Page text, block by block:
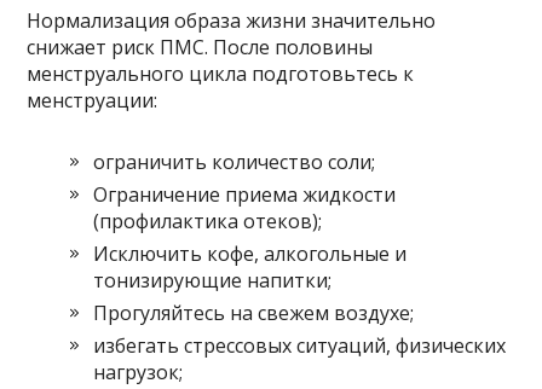
Нормализация образа жизни значительно
снижает риск ПМС. После половины
менструального цикла подготовьтесь к
менструации:
ограничить количество соли;
Ограничение приема жидкости
(профилактика отеков);
Исключить кофе, алкогольные и
тонизирующие напитки;
Прогуляйтесь на свежем воздухе;
избегать стрессовых ситуаций, физических
нагрузок;